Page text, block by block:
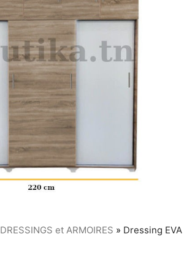
DRESSINGS et ARMOIRES » Dressing EVA